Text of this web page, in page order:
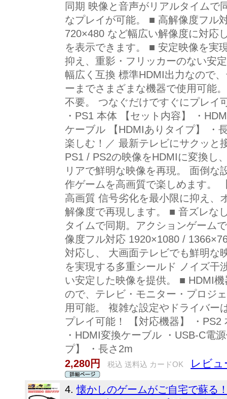
同期 映像と音声がリアルタイムで
なプレイが可能。 ■ 高解像度フル
720×480 など幅広い解像度に対応
を表示できます。 ■ 安定映像を実
抑え、重影・フリッカーのない安
幅広く互換 標準HDMI出力なので
ーまでさまざまな機器で使用可能
不要。 つなぐだけですぐにプレイ
・PS1 本体 【セット内容】 ・
ケーブル 【HDMIありタイプ】 ・
楽しむ！／ 最新テレビにサクッと
PS1 / PS2の映像をHDMIに変換し
リアで鮮明な映像を再現。 面倒な
作ゲームを高画質で楽しめます。
高画質 信号劣化を最小限に抑え、
解像度で再現します。 ■ 音ズレな
タイムで同期。アクションゲーム
像度フル対応 1920×1080 /
対応し、 大画面テレビでも鮮明な
を実現する多重シールド ノイズ干
い安定した映像を提供。 ■ HDMI
ので、テレビ・モニター・プロジ
用可能。 複雑な設定やドライバー
プレイ可能！ 【対応機器】 ・
・HDMI変換ケーブル ・USB-C電
プ】 ・長さ2m
2,280円
税込 送料込 カードOK レビュ
4.懐かしのゲームがご自宅で蘇る